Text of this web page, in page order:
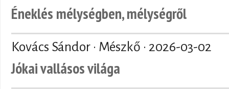
Éneklés mélységben, mélységről
Kovács Sándor · Mészkő · 2026-03-02
Jókai vallásos világa